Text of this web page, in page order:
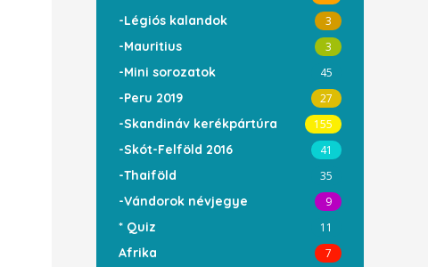
-Légiós kalandok 3
-Mauritius 3
-Mini sorozatok 45
-Peru 2019 27
-Skandináv kerékpártúra 155
-Skót-Felföld 2016 41
-Thaiföld 35
-Vándorok névjegye 9
* Quiz 11
Afrika 7